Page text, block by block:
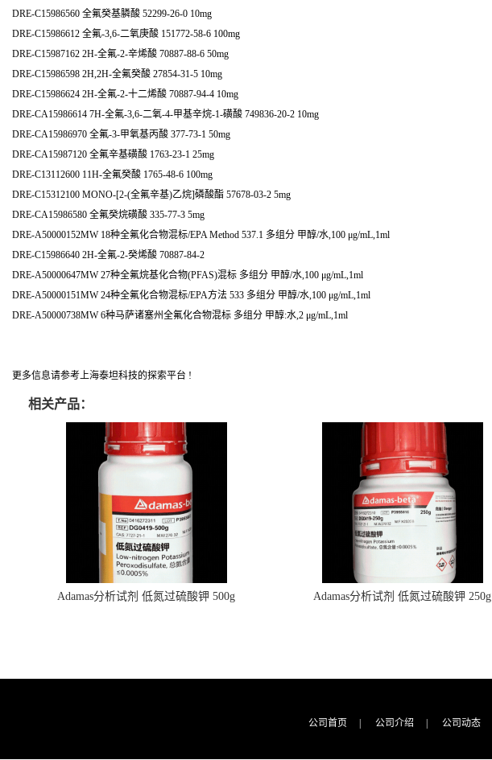
DRE-C15986560 全氟癸基膦酸 52299-26-0 10mg
DRE-C15986612 全氟-3,6-二氧庚酸 151772-58-6 100mg
DRE-C15987162 2H-全氟-2-辛烯酸 70887-88-6 50mg
DRE-C15986598 2H,2H-全氟癸酸 27854-31-5 10mg
DRE-C15986624 2H-全氟-2-十二烯酸 70887-94-4 10mg
DRE-CA15986614 7H-全氟-3,6-二氧-4-甲基辛烷-1-磺酸 749836-20-2 10mg
DRE-CA15986970 全氟-3-甲氧基丙酸 377-73-1 50mg
DRE-CA15987120 全氟辛基磺酸 1763-23-1 25mg
DRE-C13112600 11H-全氟癸酸 1765-48-6 100mg
DRE-C15312100 MONO-[2-(全氟辛基)乙烷]磷酸酯 57678-03-2 5mg
DRE-CA15986580 全氟癸烷磺酸 335-77-3 5mg
DRE-A50000152MW 18种全氟化合物混标/EPA Method 537.1 多组分 甲醇/水,100 μg/mL,1ml
DRE-C15986640 2H-全氟-2-癸烯酸 70887-84-2
DRE-A50000647MW 27种全氟烷基化合物(PFAS)混标 多组分 甲醇/水,100 μg/mL,1ml
DRE-A50000151MW 24种全氟化合物混标/EPA方法 533 多组分 甲醇/水,100 μg/mL,1ml
DRE-A50000738MW 6种马萨诸塞州全氟化合物混标 多组分 甲醇:水,2 μg/mL,1ml
更多信息请参考上海泰坦科技的探索平台 !
相关产品：
Adamas分析试剂 低氮过硫酸钾 500g
Adamas分析试剂 低氮过硫酸钾 250g
公司首页 | 公司介绍 | 公司动态